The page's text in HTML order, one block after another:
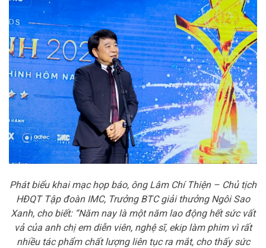
Phát biểu khai mạc họp báo, ông Lâm Chí Thiện – Chủ tịch
HĐQT Tập đoàn IMC, Trưởng BTC giải thưởng Ngôi Sao
Xanh, cho biết: “Năm nay là một năm lao động hết sức vất
vả của anh chị em diễn viên, nghệ sĩ, ekip làm phim vì rất
nhiều tác phẩm chất lượng liên tục ra mắt, cho thấy sức